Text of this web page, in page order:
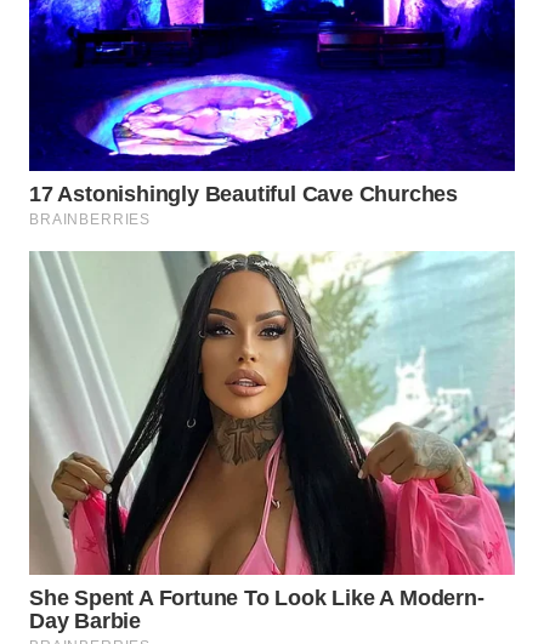
TEBING
TINGGI
WN
PAKPAK
WN
KARAWANG
WN
BEKASI
WN
BOGOR
WN
DEPOK
WN
TAPANULI
UTARA